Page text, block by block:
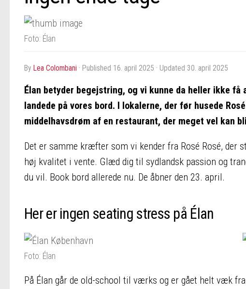
Foto: Élan
by Lea Colombani · Published 16. april 2025 · Updated 30. april 2025
Élan betyder begejstring, og vi kunne da heller ikke få
landede på vores bord. I lokalerne, der før husede
middelhavsdrøm af en restaurant, der meget vel kan
Det er samme kræfter som vi kender fra Rosé Rosé, der
høj kvalitet i vente. Glæd dig til sydlandsk passion og
du vil. Book bord allerede nu. De åbner den 23. april.
Her er ingen seating stress på Élan
Foto: Élan
På Élan går de old-school til værks og er gået helt væk